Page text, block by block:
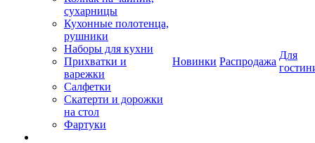
сухарницы
Кухонные полотенца,
рушники
Наборы для кухни
Прихватки и
варежки
Салфетки
Скатерти и дорожки
на стол
Фартуки
Новинки Распродажа
Для